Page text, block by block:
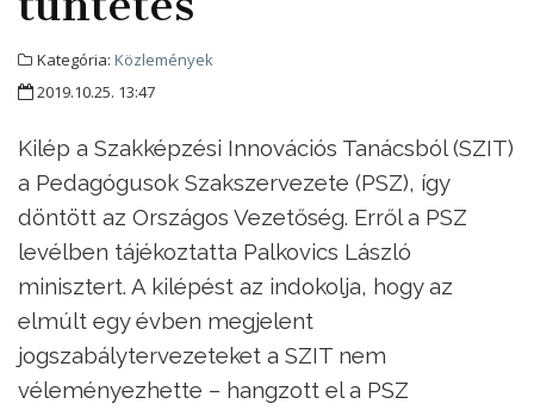
Kategória: Közlemények
2019.10.25. 13:47
Kilép a Szakképzési Innovációs Tanácsból (SZIT)
a Pedagógusok Szakszervezete (PSZ), így
döntött az Országos Vezetőség. Erről a PSZ
levélben tájékoztatta Palkovics László
minisztert. A kilépést az indokolja, hogy az
elmúlt egy évben megjelent
jogszabálytervezeteket a SZIT nem
véleményezhette – hangzott el a PSZ